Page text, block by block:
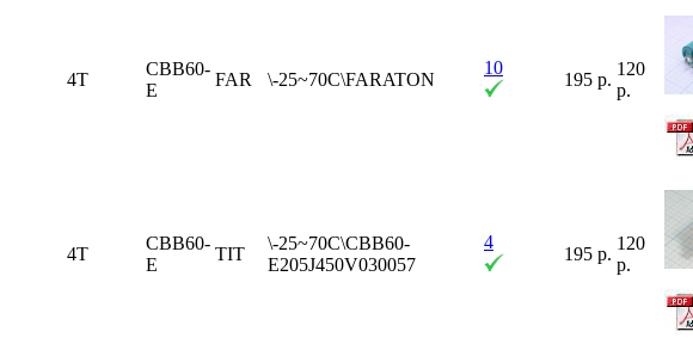
4T
CBB60-
E
FAR \-25~70C\FARATON
10
195 р.
120
р.
4T
CBB60-
E
TIT
\-25~70C\CBB60-
E205J450V030057
4
195 р.
120
р.